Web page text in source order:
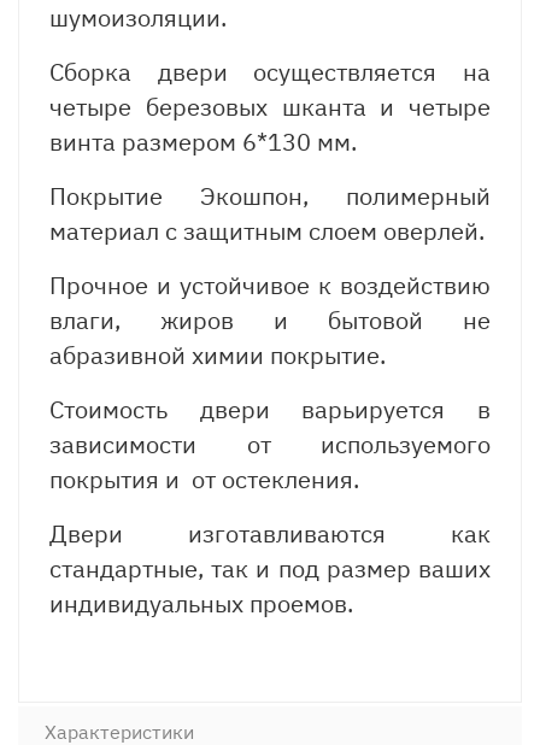
шумоизоляции.
Сборка двери осуществляется на
четыре березовых шканта и четыре
винта размером 6*130 мм.
Покрытие Экошпон, полимерный
материал с защитным слоем оверлей.
Прочное и устойчивое к воздействию
влаги, жиров и бытовой не
абразивной химии покрытие.
Стоимость двери варьируется в
зависимости от используемого
покрытия и от остекления.
Двери изготавливаются как
стандартные, так и под размер ваших
индивидуальных проемов.
Характеристики